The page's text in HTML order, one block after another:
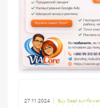
27.11.2024 Buy Seed sunflower